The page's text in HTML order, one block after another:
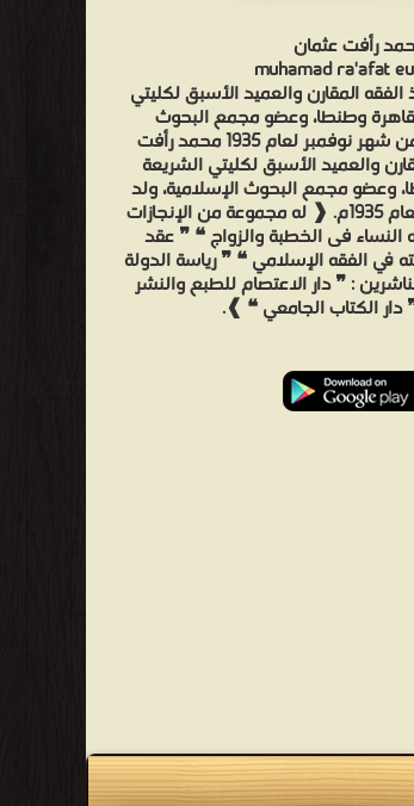
رأفت عثمان
muhamad ra'afat
المقارن والعميد الأسبق لكليتي
وطنطا، وعضو مجمع البحوث
الإسلامية، ولد في 27 من شهر نوفمبر لعام 1935 محمد رأفت
والعميد الأسبق لكليتي الشريعة
وعضو مجمع البحوث الإسلامية، ولد
في 27 من شهر نوفمبر لعام 1935م. ❰ له مجموعة من الإنجازات
النساء فى الخطبة والزواج ❝ ❞ عقد
في الفقه الإسلامي ❝ ❞ رياسة الدولة
: ❞ دار الاعتصام للطبع والنشر
دار الكتاب الجامعي ❝ ❱.